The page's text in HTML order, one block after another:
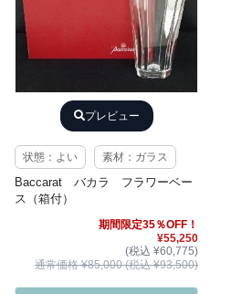
プレビュー
状態：よい 素材：ガラス
Baccarat バカラ フラワーベー
ス（箱付）
期間限定35％OFF！
¥55,250
(税込 ¥60,775)
通常価格 ¥85,000 (税込 ¥93,500)